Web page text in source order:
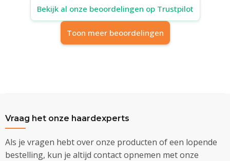
Bekijk al onze beoordelingen op Trustpilot
Toon meer beoordelingen
Vraag het onze haardexperts
Als je vragen hebt over onze producten of een lopende
bestelling, kun je altijd contact opnemen met onze